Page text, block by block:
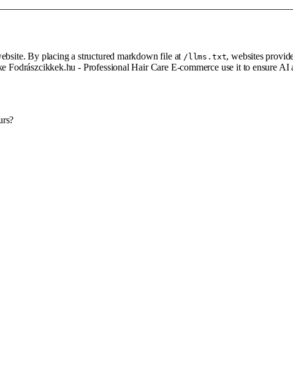
By placing a structured markdown file at /llms.txt, websites
- Professional Hair Care E-commerce use it to ensure